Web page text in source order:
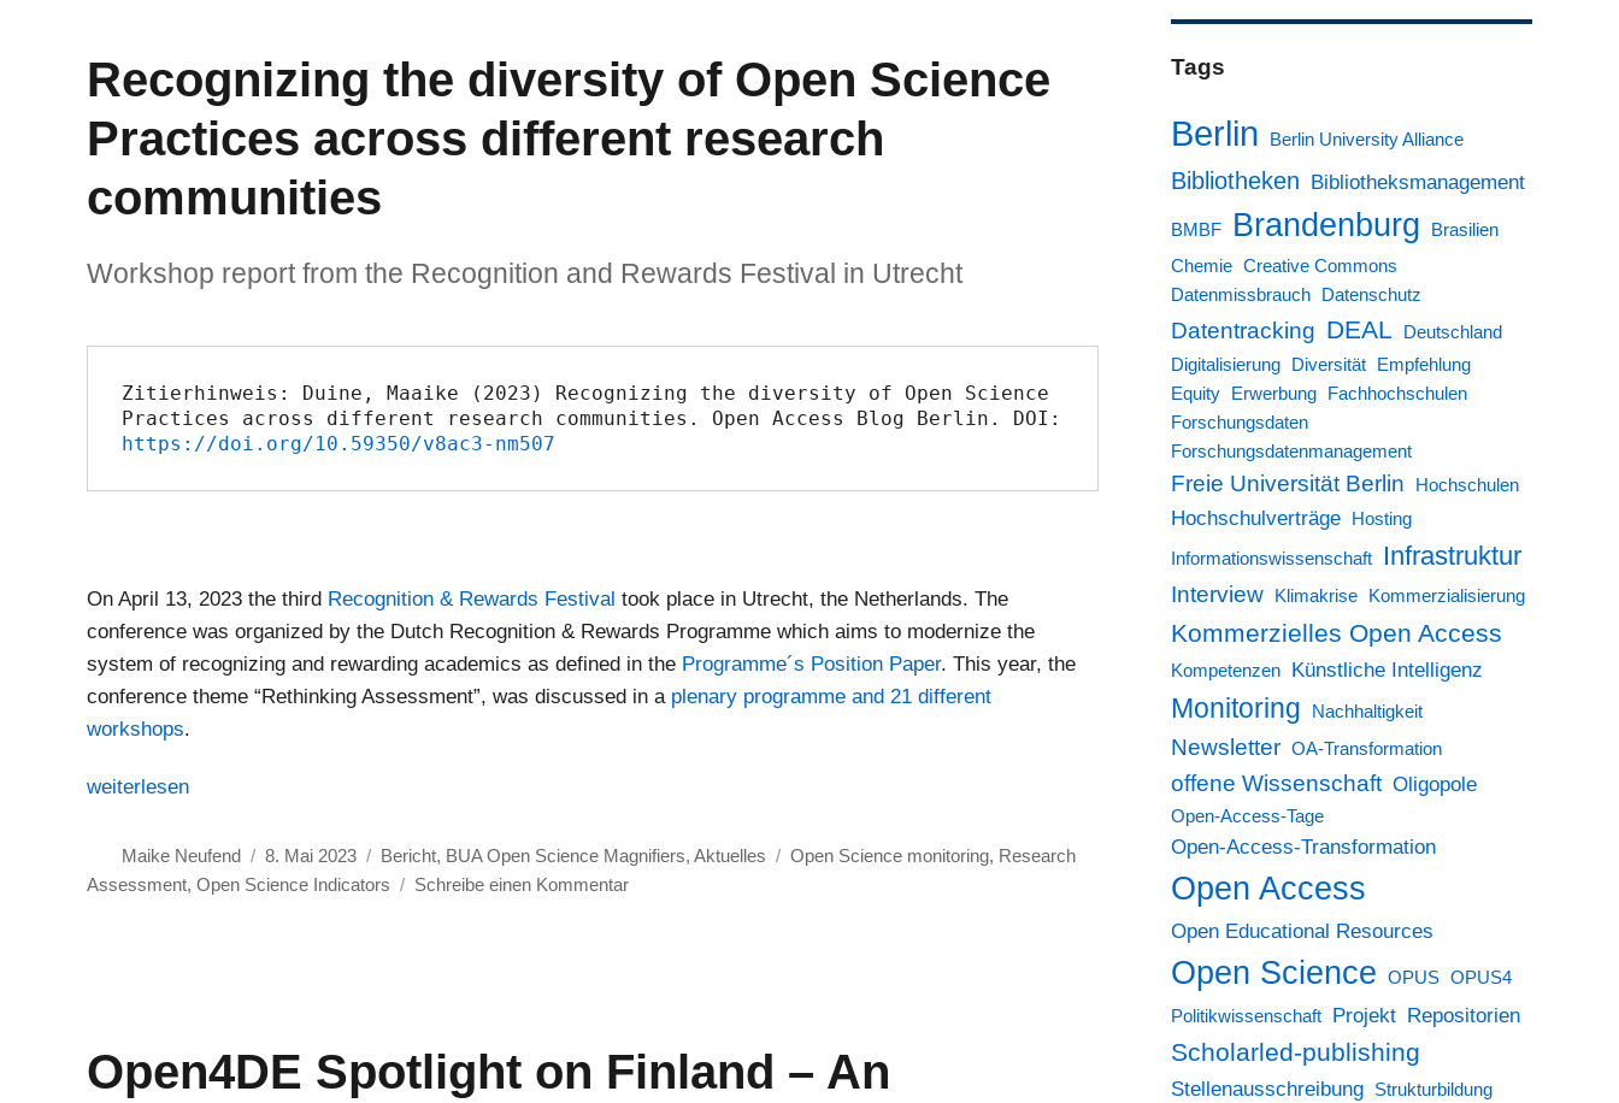
Magnifiers:
Weiterentwicklung
Open-
Science-
Monitorings
verschiedenen
Forschungsbereichen
Recognizing the diversity of Open Science
Practices across different research
communities
Workshop report from the Recognition and Rewards Festival in Utrecht
Zitierhinweis: Duine, Maaike (2023) Recognizing the diversity of Open Science
https://doi.org/10.59350/v8ac3-nm507
On April 13, 2023 the third Recognition & Rewards Festival took place in Utrecht, the Netherlands. The
conference was organized by the Dutch Recognition & Rewards Programme which aims to modernize the
system of recognizing and rewarding academics as defined in the Programme´s Position Paper. This year, the
conference theme “Rethinking Assessment”, was discussed in a plenary programme and 21 different
workshops.
„Recognizing the diversity of Open Science Practices across different research communities“
weiterlesen
Autor
Maike Neufend
Veröffentlicht
am
8. Mai 2023 Kategorien
Bericht, BUA Open Science Magnifiers,Aktuelles Schlagwörter
Open Science monitoring, Research
Assessment, Open Science Indicators Schreibe einen Kommentarzu
Science
Practices
Open4DE Spotlight on Finland – An
Tags
Berlin Berlin University Alliance
Bibliotheken Bibliotheksmanagement
BMBF Brandenburg
Brasilien
Chemie Creative Commons
Datenmissbrauch
Datenschutz
Datentracking DEAL
Deutschland
Digitalisierung
Diversität
Empfehlung
Equity
Erwerbung
Fachhochschulen
Forschungsdaten
Forschungsdatenmanagement
Freie Universität Berlin Hochschulen
Hochschulverträge Hosting
Informationswissenschaft Infrastruktur
Interview Klimakrise Kommerzialisierung
Kommerzielles Open Access
Kompetenzen Künstliche Intelligenz
Monitoring Nachhaltigkeit
Newsletter OA-Transformation
offene Wissenschaft Oligopole
Open-Access-Tage
Open-Access-Transformation
Open Access
Open Educational Resources
Open Science OPUS OPUS4
Politikwissenschaft
Projekt Repositorien
Scholarled-publishing
Stellenausschreibung
Strukturbildung